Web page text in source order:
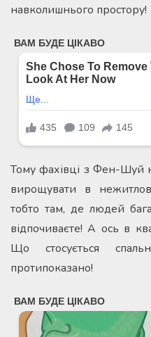
навколишнього простору!
Тому фахівці з Фен-Шуй
вирощувати в
тобто там, де людей
відпочиваєте! А ось в
Що стосується
протипоказано!